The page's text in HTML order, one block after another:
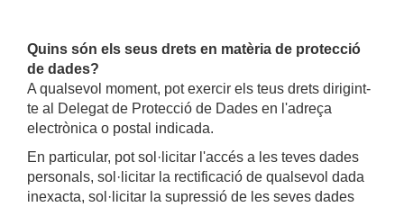
Quins són els seus drets en matèria de protecció
de dades?
A qualsevol moment, pot exercir els teus drets dirigint-
te al Delegat de Protecció de Dades en l'adreça
electrònica o postal indicada.
En particular, pot sol·licitar l'accés a les teves dades
personals, sol·licitar la rectificació de qualsevol dada
inexacta, sol·licitar la supressió de les seves dades